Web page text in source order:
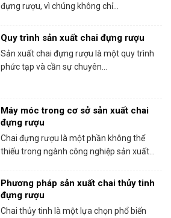
đựng rượu, vì chúng không chỉ...
Quy trình sản xuất chai đựng rượu
Sản xuất chai đựng rượu là một quy trình
phức tạp và cần sự chuyên...
Máy móc trong cơ sở sản xuất chai
đựng rượu
Chai đựng rượu là một phần không thể
thiếu trong ngành công nghiệp sản xuất...
Phương pháp sản xuất chai thủy tinh
đựng rượu
Chai thủy tinh là một lựa chọn phổ biến